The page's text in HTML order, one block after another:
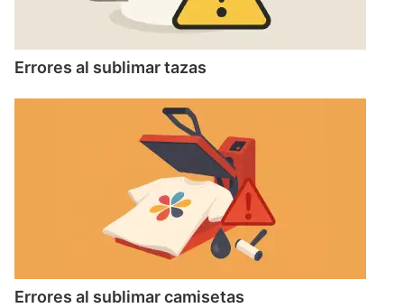
Errores al sublimar tazas
Errores al sublimar camisetas